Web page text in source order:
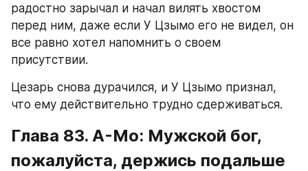
радостно зарычал и начал вилять хвостом
перед ним, даже если У Цзымо его не видел, он
все равно хотел напомнить о своем
присутствии.
Цезарь снова дурачился, и У Цзымо признал,
что ему действительно трудно сдерживаться.
Глава 83. А-Мо: Мужской бог,
пожалуйста, держись подальше